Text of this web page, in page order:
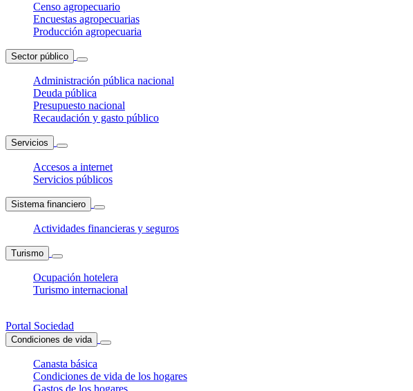
Censo agropecuario
Encuestas agropecuarias
Producción agropecuaria
Sector público
Administración pública nacional
Deuda pública
Presupuesto nacional
Recaudación y gasto público
Servicios
Accesos a internet
Servicios públicos
Sistema financiero
Actividades financieras y seguros
Turismo
Ocupación hotelera
Turismo internacional
Portal Sociedad
Condiciones de vida
Canasta básica
Condiciones de vida de los hogares
Gastos de los hogares